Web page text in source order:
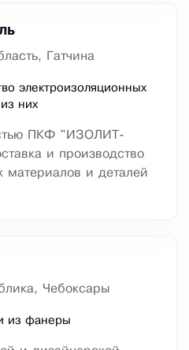
Гатчина
электроизоляционных
них
ПКФ "ИЗОЛИТ-
и производство
материалов и деталей
Чебоксары
из фанеры